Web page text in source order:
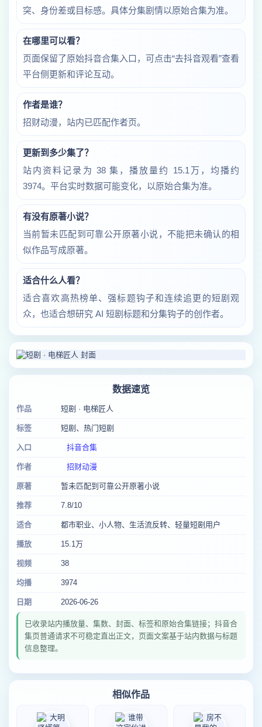
突、身份差或目标感。具体分集剧情以原始合集为准。
在哪里可以看？
页面保留了原始抖音合集入口，可点击“去抖音观看”查看
平台侧更新和评论互动。
作者是谁？
招财动漫，站内已匹配作者页。
更新到多少集了？
站内资料记录为 38 集，播放量约 15.1万，均播约
3974。平台实时数据可能变化，以原始合集为准。
有没有原著小说？
当前暂未匹配到可靠公开原著小说，不能把未确认的相
似作品写成原著。
适合什么人看？
适合喜欢高热榜单、强标题钩子和连续追更的短剧观
众，也适合想研究 AI 短剧标题和分集钩子的创作者。
数据速览
作品 短剧 · 电梯匠人
标签 短剧、热门短剧
入口 抖音合集
作者 招财动漫
原著 暂未匹配到可靠公开原著小说
推荐 7.8/10
适合 都市职业、小人物、生活流反转、轻量短剧用户
播放 15.1万
视频 38
均播 3974
日期 2026-06-26
已收录站内播放量、集数、封面、标签和原始合集链接；抖音合
集页普通请求不可稳定直出正文，页面文案基于站内数据与标题
信息整理。
相似作品